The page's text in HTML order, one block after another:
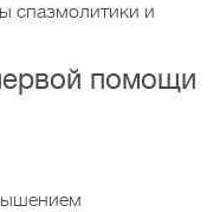
спазмолитики и
помощи